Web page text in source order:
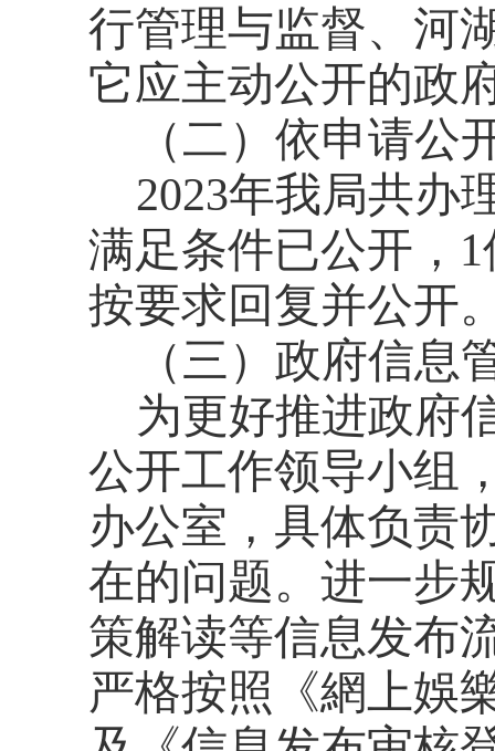
行管理与监督、河
它应主动公开的政
（二） 依申请公
2023年我局共办
满足条件已公开，
按要求回复并公开
（三） 政府信息
为更好推进政府
公开工作领导小组
办公室，具体负责
在的问题。进一步
策解读等信息发布
严格按照
《網上娛